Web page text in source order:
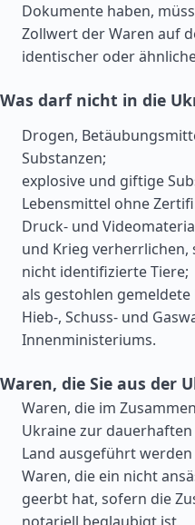
Dokumente haben,
Zollwert der Waren auf
identischer oder
Was darf nicht in die
Drogen,
Substanzen;
explosive und giftige
Lebensmittel ohne
Druck- und
und Krieg verherrlichen,
nicht identifizierte Tiere;
als gestohlen
Hieb-, Schuss- und
Innenministeriums.
Waren, die Sie aus der
Waren, die im
Ukraine zur
Land ausgeführt werden
Waren, die ein nicht
geerbt hat, sofern die